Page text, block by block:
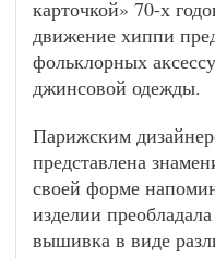
карточкой» 70-х
движение хиппи
фольклорных
джинсовой одежды.
Парижским
представлена
своей форме
изделии
вышивка в виде